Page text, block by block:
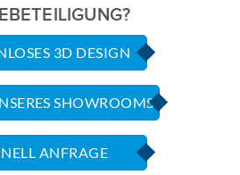
3D DESIGN
SHOWROOMS
ANFRAGE